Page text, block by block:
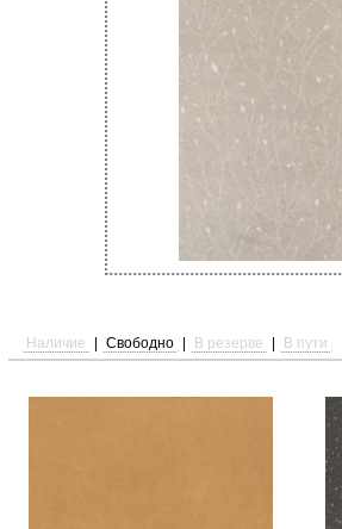
Наличие Свободно В резерве В пути